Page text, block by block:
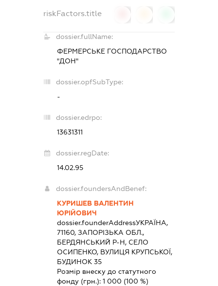
riskFactors.title
dossier.fullName:
ФЕРМЕРСЬКЕ ГОСПОДАРСТВО
"ДОН"
dossier.opfSubType:
-
dossier.edrpo:
13631311
dossier.regDate:
14.02.95
dossier.foundersAndBenef:
КУРИШЕВ ВАЛЕНТИН
ЮРІЙОВИЧ
dossier.founderAddressУКРАЇНА,
71160, ЗАПОРІЗЬКА ОБЛ.,
БЕРДЯНСЬКИЙ Р-Н, СЕЛО
ОСИПЕНКО, ВУЛИЦЯ КРУПСЬКОЇ,
БУДИНОК 35
Розмір внеску до статутного
фонду (грн.):1 000 (100 %)